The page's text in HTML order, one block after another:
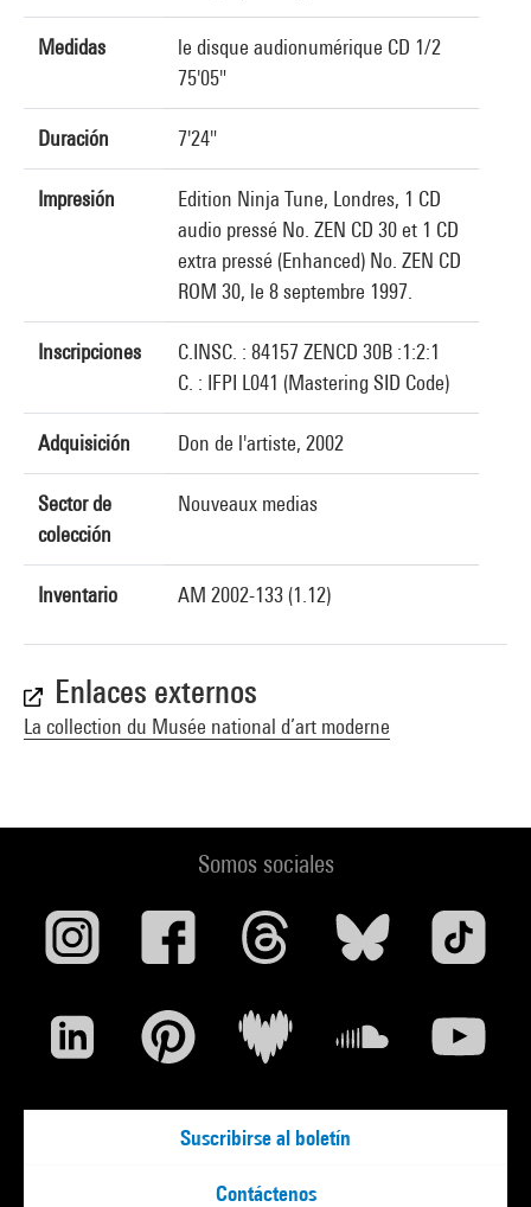
Medidas
le disque audionumérique CD 1/2
75'05"
Duración 7'24"
Impresión
Edition Ninja Tune, Londres, 1 CD
audio pressé No. ZEN CD 30 et 1 CD
extra pressé (Enhanced) No. ZEN CD
ROM 30, le 8 septembre 1997.
Inscripciones
C.INSC. : 84157 ZENCD 30B :1:2:1
C. : IFPI L041 (Mastering SID Code)
Adquisición Don de l'artiste, 2002
Sector de
colección
Nouveaux medias
Inventario AM 2002-133 (1.12)
Enlaces externos
La collection du Musée national d’art moderne
Somos sociales
Suscribirse al boletín
Contáctenos